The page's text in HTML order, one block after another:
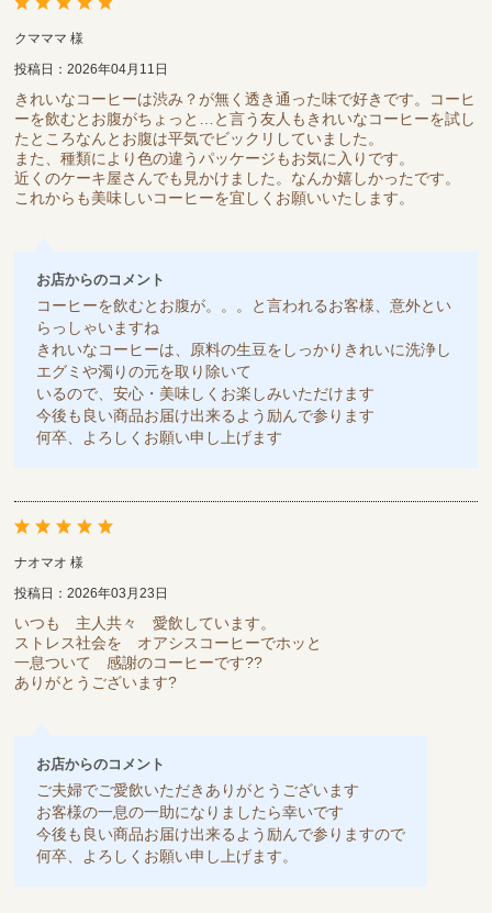
クマママ 様
投稿日：2026年04月11日
きれいなコーヒーは渋み？が無く透き通った味で好きです。コーヒ
ーを飲むとお腹がちょっと…と言う友人もきれいなコーヒーを試し
たところなんとお腹は平気でビックリしていました。
また、種類により色の違うパッケージもお気に入りです。
近くのケーキ屋さんでも見かけました。なんか嬉しかったです。
これからも美味しいコーヒーを宜しくお願いいたします。
お店からのコメント
コーヒーを飲むとお腹が。。。と言われるお客様、意外とい
らっしゃいますね
きれいなコーヒーは、原料の生豆をしっかりきれいに洗浄し
エグミや濁りの元を取り除いて
いるので、安心・美味しくお楽しみいただけます
今後も良い商品お届け出来るよう励んで参ります
何卒、よろしくお願い申し上げます
ナオマオ 様
投稿日：2026年03月23日
いつも 主人共々 愛飲しています。
ストレス社会を オアシスコーヒーでホッと
一息ついて 感謝のコーヒーです??
ありがとうございます?
お店からのコメント
ご夫婦でご愛飲いただきありがとうございます
お客様の一息の一助になりましたら幸いです
今後も良い商品お届け出来るよう励んで参りますので
何卒、よろしくお願い申し上げます。